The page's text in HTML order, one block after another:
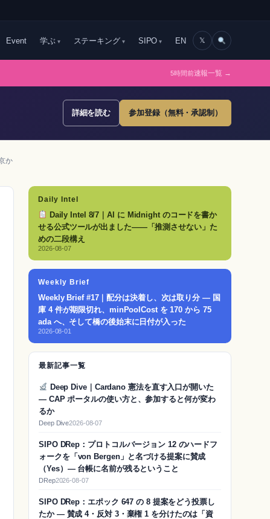
Event 学ぶ ステーキング SIPO EN 𝕏
5時間前速報一覧 →
詳細を読む 参加登録（無料・承認制）
か
Daily Intel
Daily Intel 8/7｜AI に Midnight のコードを書か
せる公式ツールが出ました——「推測させない」た
めの二段構え
2026-08-07
Weekly Brief
Weekly Brief #17｜配分は決着し、次は取り分 — 国
庫 4 件が期限切れ、minPoolCost を 170 から 75
ada へ、そして橋の後始末に日付が入った
2026-08-01
最新記事一覧
Deep Dive｜Cardano 憲法を直す入口が開いた
— CAP ポータルの使い方と、参加すると何が変わ
るか
Deep Dive2026-08-07
SIPO DRep：プロトコルバージョン 12 のハードフ
ォークを「von Bergen」と名づける提案に賛成
（Yes）― 台帳に名前が残るということ
DRep2026-08-07
SIPO DRep：エポック 647 の 8 提案をどう投票し
たか ― 賛成 4・反対 3・棄権 1 を分けたのは「資